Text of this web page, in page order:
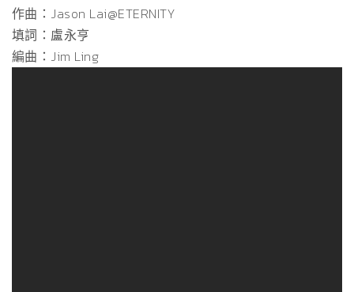
作曲：Jason Lai@ETERNITY
填詞：盧永亨
編曲：Jim Ling